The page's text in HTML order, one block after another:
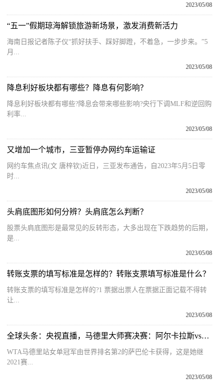
2023/05/08
“五一”假期琼海解锁旅游新场景，激发消费新活力
海南日报记者陈子仪“抓好扶手、踩好脚蹬，不着急，一步步来。”5
月...
2023/05/08
降息利好板块都有哪些？降息有何影响？
降息利好板块都有哪些?降息会带来哪些影响?央行下调MLF和逆回购
利率...
2023/05/08
又增加一个城市，三亚暂停办网约车运输证
网约车焦点讯(文 唐梓钦)近日，三亚发布通告，自2023年5月5日零
时...
2023/05/08
头肩底图形如何分辨？头肩底怎么判断？
股票头肩底图形是最常见的反转形态，大多出现在下跌趋势的后期，
是...
2023/05/08
转账支票的填写标准是怎样的？转账支票填写标准是什么？
转账支票的填写标准是怎样的?1 票据出票人在票据正面记载不得转
让...
2023/05/08
全球头条：央视直播，马德里大师赛决赛：阿尔卡拉斯vs最强黑马！卫冕or首冠
WTA马德里站女单冠军由世界排名第2的萨巴伦卡获得，这是她继
2021赛...
2023/05/08